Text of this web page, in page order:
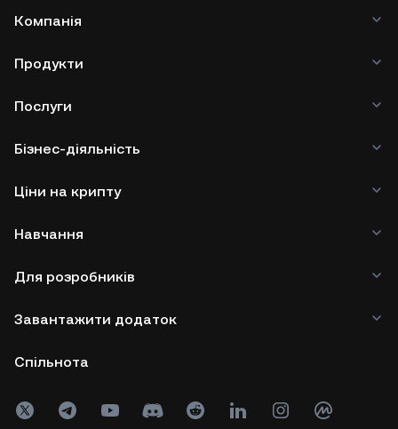
Компанія
Продукти
Послуги
Бізнес-діяльність
Ціни на крипту
Навчання
Для розробників
Завантажити додаток
Спільнота